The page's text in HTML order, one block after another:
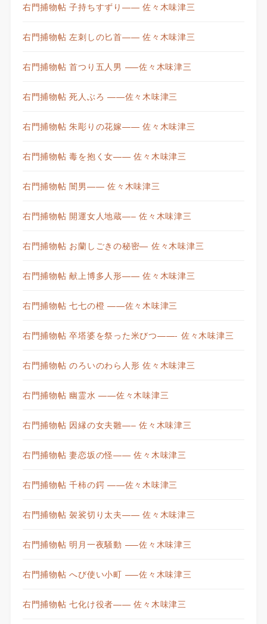
右門捕物帖 子持ちすずり—— 佐々木味津三
右門捕物帖 左刺しの匕首—— 佐々木味津三
右門捕物帖 首つり五人男 —–佐々木味津三
右門捕物帖 死人ぶろ ——佐々木味津三
右門捕物帖 朱彫りの花嫁—— 佐々木味津三
右門捕物帖 毒を抱く女—— 佐々木味津三
右門捕物帖 闇男—— 佐々木味津三
右門捕物帖 開運女人地蔵—– 佐々木味津三
右門捕物帖 お蘭しごきの秘密— 佐々木味津三
右門捕物帖 献上博多人形—— 佐々木味津三
右門捕物帖 七七の橙 ——佐々木味津三
右門捕物帖 卒塔婆を祭った米びつ——- 佐々木味津三
右門捕物帖 のろいのわら人形 佐々木味津三
右門捕物帖 幽霊水 ——佐々木味津三
右門捕物帖 因縁の女夫雛—– 佐々木味津三
右門捕物帖 妻恋坂の怪—— 佐々木味津三
右門捕物帖 千柿の鍔 ——佐々木味津三
右門捕物帖 袈裟切り太夫—— 佐々木味津三
右門捕物帖 明月一夜騒動 —–佐々木味津三
右門捕物帖 へび使い小町 —–佐々木味津三
右門捕物帖 七化け役者—— 佐々木味津三